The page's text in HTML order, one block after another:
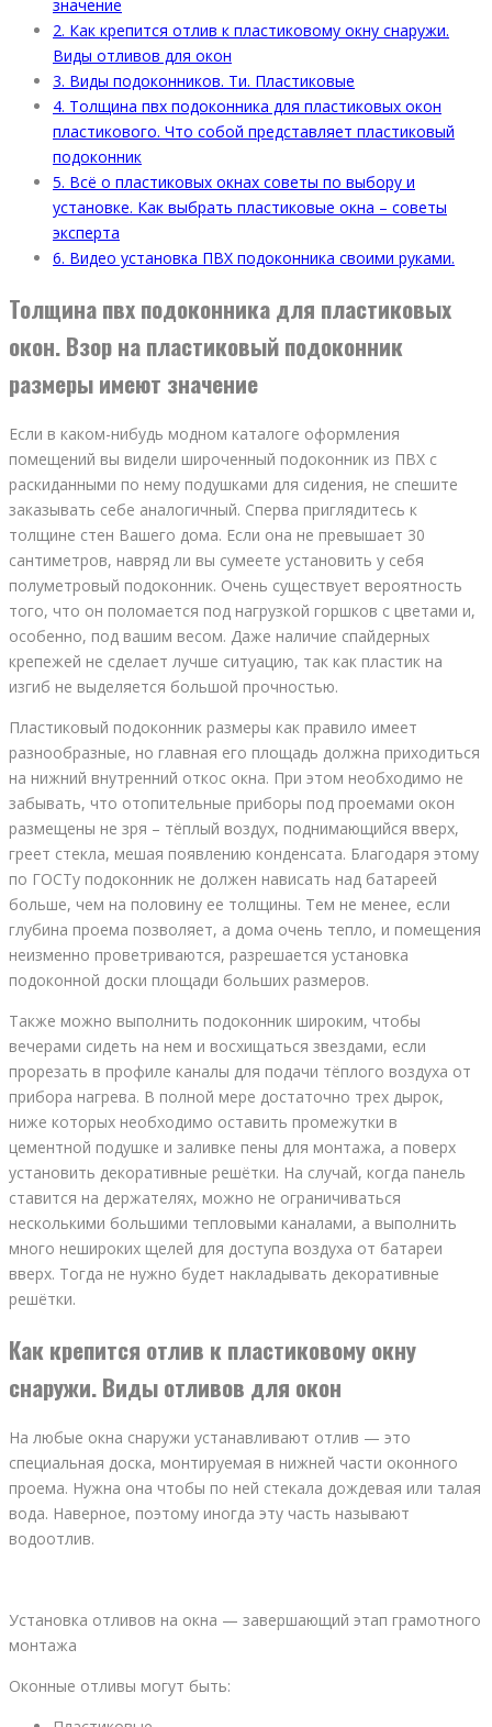
значение
2. Как крепится отлив к пластиковому окну снаружи.
Виды отливов для окон
3. Виды подоконников. Ти. Пластиковые
4. Толщина пвх подоконника для пластиковых окон
пластикового. Что собой представляет пластиковый
подоконник
5. Всё о пластиковых окнах советы по выбору и
установке. Как выбрать пластиковые окна – советы
эксперта
6. Видео установка ПВХ подоконника своими руками.
Толщина пвх подоконника для пластиковых
окон. Взор на пластиковый подоконник
размеры имеют значение
Если в каком-нибудь модном каталоге оформления
помещений вы видели широченный подоконник из ПВХ с
раскиданными по нему подушками для сидения, не спешите
заказывать себе аналогичный. Сперва приглядитесь к
толщине стен Вашего дома. Если она не превышает 30
сантиметров, навряд ли вы сумеете установить у себя
полуметровый подоконник. Очень существует вероятность
того, что он поломается под нагрузкой горшков с цветами и,
особенно, под вашим весом. Даже наличие спайдерных
крепежей не сделает лучше ситуацию, так как пластик на
изгиб не выделяется большой прочностью.
Пластиковый подоконник размеры как правило имеет
разнообразные, но главная его площадь должна приходиться
на нижний внутренний откос окна. При этом необходимо не
забывать, что отопительные приборы под проемами окон
размещены не зря – тёплый воздух, поднимающийся вверх,
греет стекла, мешая появлению конденсата. Благодаря этому
по ГОСТу подоконник не должен нависать над батареей
больше, чем на половину ее толщины. Тем не менее, если
глубина проема позволяет, а дома очень тепло, и помещения
неизменно проветриваются, разрешается установка
подоконной доски площади больших размеров.
Также можно выполнить подоконник широким, чтобы
вечерами сидеть на нем и восхищаться звездами, если
прорезать в профиле каналы для подачи тёплого воздуха от
прибора нагрева. В полной мере достаточно трех дырок,
ниже которых необходимо оставить промежутки в
цементной подушке и заливке пены для монтажа, а поверх
установить декоративные решётки. На случай, когда панель
ставится на держателях, можно не ограничиваться
несколькими большими тепловыми каналами, а выполнить
много нешироких щелей для доступа воздуха от батареи
вверх. Тогда не нужно будет накладывать декоративные
решётки.
Как крепится отлив к пластиковому окну
снаружи. Виды отливов для окон
На любые окна снаружи устанавливают отлив — это
специальная доска, монтируемая в нижней части оконного
проема. Нужна она чтобы по ней стекала дождевая или талая
вода. Наверное, поэтому иногда эту часть называют
водоотлив.
Установка отливов на окна — завершающий этап грамотного
монтажа
Оконные отливы могут быть: